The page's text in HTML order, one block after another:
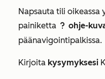
Napsauta tili oikeassa
painiketta question ohje-
päänavigointipalkissa.
Kirjoita kysymyksesi